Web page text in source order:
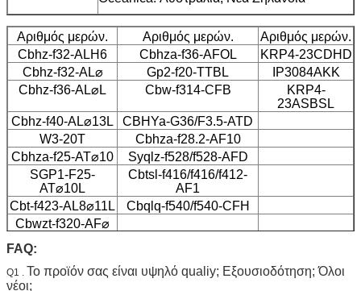
Αριθμός μερών. Αριθμός μερών.
Αριθμός μερών.
Cbhz-f32-ALH6
Cbhza-f36-AFOL
KRP4-23CDHD
Cbhz-f32-AL⌀
Gp2-f20-TTBL
IP3084AKK
Cbhz-f36-AL⌀L
Cbw-f314-CFB
KRP4-
23ASBSL
Cbhz-f40-AL⌀13L
CBHYa-G36/F3.5-ATD
W3-20T
Cbhza-f28.2-AF10
Cbhza-f25-AT⌀10
Syqlz-f528/f528-AFD
SGP1-F25-
AT⌀10L
Cbtsl-f416/f416/f412-
AF1
Cbt-f423-AL8⌀11L
Cbqlq-f540/f540-CFH
Cbwzt-f320-AF⌀
FAQ:
Q1 . Το προϊόν σας είναι υψηλό qualiy; Εξουσιοδότηση; Όλοι
νέοι;